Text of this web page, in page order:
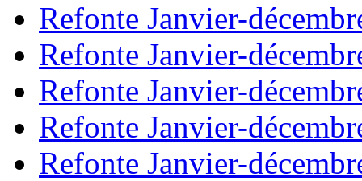
Refonte Janvier-
Refonte Janvier-
Refonte Janvier-
Refonte Janvier-
Refonte Janvier-